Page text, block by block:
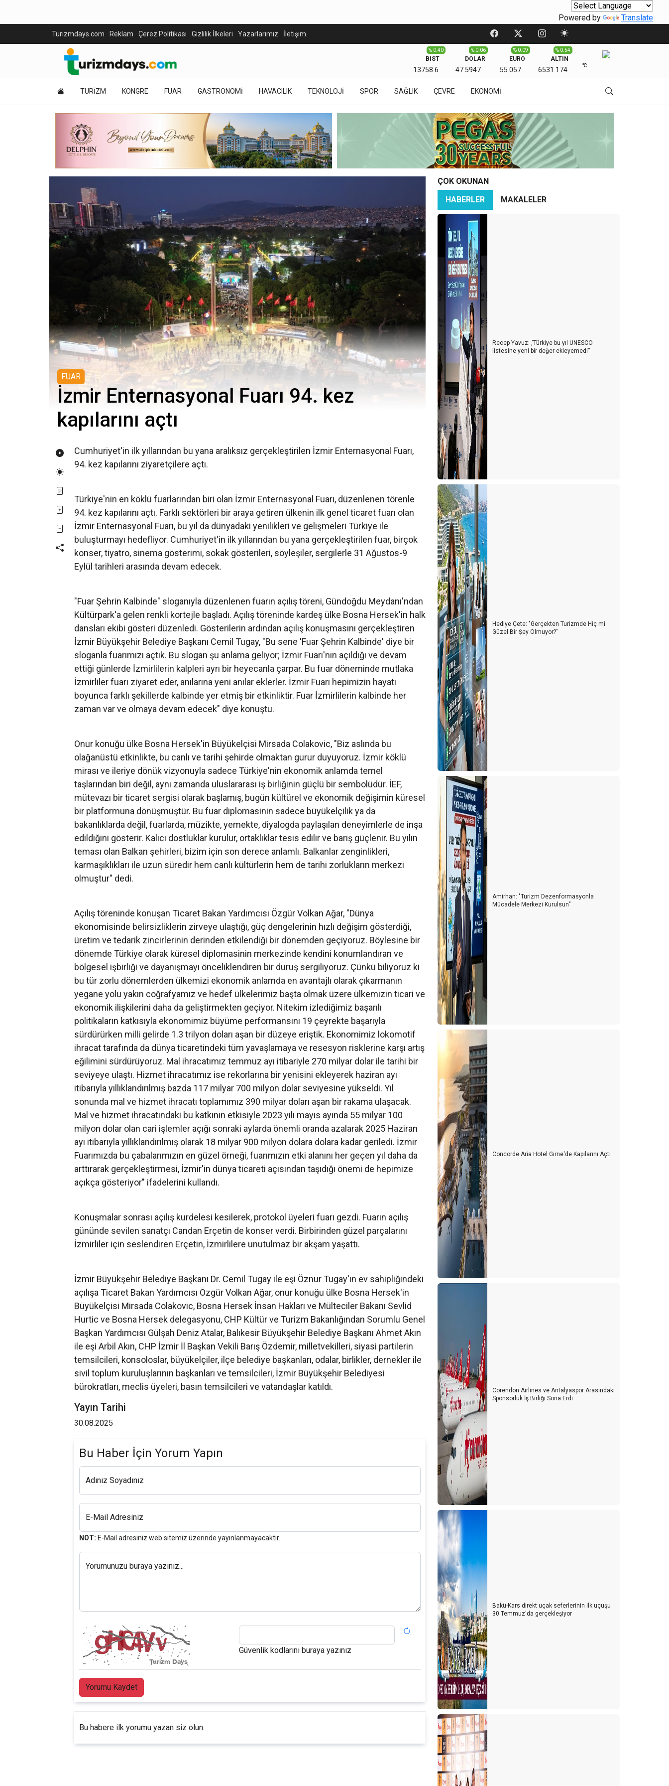
Powered by Translate
Turizmdays.com Reklam Çerez Politikası Gizlilik İlkeleri Yazarlarımız İletişim
BIST
13758.6
% 0.40
DOLAR
47.5947
% 0.06
EURO
55.057
% 0.09
ALTIN
6531.174
% 0.54
℃
TURİZM KONGRE FUAR GASTRONOMİ HAVACILIK TEKNOLOJİ SPOR SAĞLIK ÇEVRE EKONOMİ
FUAR
İzmir Enternasyonal Fuarı 94. kez
kapılarını açtı
Cumhuriyet'in ilk yıllarından bu yana aralıksız gerçekleştirilen İzmir Enternasyonal Fuarı,
94. kez kapılarını ziyaretçilere açtı.
Türkiye'nin en köklü fuarlarından biri olan İzmir Enternasyonal Fuarı, düzenlenen törenle
94. kez kapılarını açtı. Farklı sektörleri bir araya getiren ülkenin ilk genel ticaret fuarı olan
İzmir Enternasyonal Fuarı, bu yıl da dünyadaki yenilikleri ve gelişmeleri Türkiye ile
buluşturmayı hedefliyor. Cumhuriyet'in ilk yıllarından bu yana gerçekleştirilen fuar, birçok
konser, tiyatro, sinema gösterimi, sokak gösterileri, söyleşiler, sergilerle 31 Ağustos-9
Eylül tarihleri arasında devam edecek.
"Fuar Şehrin Kalbinde" sloganıyla düzenlenen fuarın açılış töreni, Gündoğdu Meydanı'ndan
Kültürpark'a gelen renkli kortejle başladı. Açılış töreninde kardeş ülke Bosna Hersek'in halk
dansları ekibi gösteri düzenledi. Gösterilerin ardından açılış konuşmasını gerçekleştiren
İzmir Büyükşehir Belediye Başkanı Cemil Tugay, "Bu sene 'Fuar Şehrin Kalbinde' diye bir
sloganla fuarımızı açtık. Bu slogan şu anlama geliyor; İzmir Fuarı'nın açıldığı ve devam
ettiği günlerde İzmirlilerin kalpleri ayrı bir heyecanla çarpar. Bu fuar döneminde mutlaka
İzmirliler fuarı ziyaret eder, anılarına yeni anılar eklerler. İzmir Fuarı hepimizin hayatı
boyunca farklı şekillerde kalbinde yer etmiş bir etkinliktir. Fuar İzmirlilerin kalbinde her
zaman var ve olmaya devam edecek" diye konuştu.
Onur konuğu ülke Bosna Hersek'in Büyükelçisi Mirsada Colakovic, "Biz aslında bu
olağanüstü etkinlikte, bu canlı ve tarihi şehirde olmaktan gurur duyuyoruz. İzmir köklü
mirası ve ileriye dönük vizyonuyla sadece Türkiye'nin ekonomik anlamda temel
taşlarından biri değil, aynı zamanda uluslararası iş birliğinin güçlü bir sembolüdür. İEF,
mütevazı bir ticaret sergisi olarak başlamış, bugün kültürel ve ekonomik değişimin küresel
bir platformuna dönüşmüştür. Bu fuar diplomasinin sadece büyükelçilik ya da
bakanlıklarda değil, fuarlarda, müzikte, yemekte, diyalogda paylaşılan deneyimlerle de inşa
edildiğini gösterir. Kalıcı dostluklar kurulur, ortaklıklar tesis edilir ve barış güçlenir. Bu yılın
teması olan Balkan şehirleri, bizim için son derece anlamlı. Balkanlar zenginlikleri,
karmaşıklıkları ile uzun süredir hem canlı kültürlerin hem de tarihi zorlukların merkezi
olmuştur" dedi.
Açılış töreninde konuşan Ticaret Bakan Yardımcısı Özgür Volkan Ağar, "Dünya
ekonomisinde belirsizliklerin zirveye ulaştığı, güç dengelerinin hızlı değişim gösterdiği,
üretim ve tedarik zincirlerinin derinden etkilendiği bir dönemden geçiyoruz. Böylesine bir
dönemde Türkiye olarak küresel diplomasinin merkezinde kendini konumlandıran ve
bölgesel işbirliği ve dayanışmayı önceliklendiren bir duruş sergiliyoruz. Çünkü biliyoruz ki
bu tür zorlu dönemlerden ülkemizi ekonomik anlamda en avantajlı olarak çıkarmanın
yegane yolu yakın coğrafyamız ve hedef ülkelerimiz başta olmak üzere ülkemizin ticari ve
ekonomik ilişkilerini daha da geliştirmekten geçiyor. Nitekim izlediğimiz başarılı
politikaların katkısıyla ekonomimiz büyüme performansını 19 çeyrekte başarıyla
sürdürürken milli gelirde 1.3 trilyon doları aşan bir düzeye eriştik. Ekonomimiz lokomotif
ihracat tarafında da dünya ticaretindeki tüm yavaşlamaya ve resesyon risklerine karşı artış
eğilimini sürdürüyoruz. Mal ihracatımız temmuz ayı itibariyle 270 milyar dolar ile tarihi bir
seviyeye ulaştı. Hizmet ihracatımız ise rekorlarına bir yenisini ekleyerek haziran ayı
itibarıyla yıllıklandırılmış bazda 117 milyar 700 milyon dolar seviyesine yükseldi. Yıl
sonunda mal ve hizmet ihracatı toplamımız 390 milyar doları aşan bir rakama ulaşacak.
Mal ve hizmet ihracatındaki bu katkının etkisiyle 2023 yılı mayıs ayında 55 milyar 100
milyon dolar olan cari işlemler açığı sonraki aylarda önemli oranda azalarak 2025 Haziran
ayı itibarıyla yıllıklandırılmış olarak 18 milyar 900 milyon dolara dolara kadar geriledi. İzmir
Fuarımızda bu çabalarımızın en güzel örneği, fuarımızın etki alanını her geçen yıl daha da
arttırarak gerçekleştirmesi, İzmir'in dünya ticareti açısından taşıdığı önemi de hepimize
açıkça gösteriyor" ifadelerini kullandı.
Konuşmalar sonrası açılış kurdelesi kesilerek, protokol üyeleri fuarı gezdi. Fuarın açılış
gününde sevilen sanatçı Candan Erçetin de konser verdi. Birbirinden güzel parçalarını
İzmirliler için seslendiren Erçetin, İzmirlilere unutulmaz bir akşam yaşattı.
İzmir Büyükşehir Belediye Başkanı Dr. Cemil Tugay ile eşi Öznur Tugay'ın ev sahipliğindeki
açılışa Ticaret Bakan Yardımcısı Özgür Volkan Ağar, onur konuğu ülke Bosna Hersek'in
Büyükelçisi Mirsada Colakovic, Bosna Hersek İnsan Hakları ve Mülteciler Bakanı Sevlid
Hurtic ve Bosna Hersek delegasyonu, CHP Kültür ve Turizm Bakanlığından Sorumlu Genel
Başkan Yardımcısı Gülşah Deniz Atalar, Balıkesir Büyükşehir Belediye Başkanı Ahmet Akın
ile eşi Arbil Akın, CHP İzmir İl Başkan Vekili Barış Özdemir, milletvekilleri, siyasi partilerin
temsilcileri, konsoloslar, büyükelçiler, ilçe belediye başkanları, odalar, birlikler, dernekler ile
sivil toplum kuruluşlarının başkanları ve temsilcileri, İzmir Büyükşehir Belediyesi
bürokratları, meclis üyeleri, basın temsilcileri ve vatandaşlar katıldı.
Yayın Tarihi
30.08.2025
Bu Haber İçin Yorum Yapın
Adınız Soyadınız
E-Mail Adresiniz
NOT: E-Mail adresiniz web sitemiz üzerinde yayınlanmayacaktır.
Yorumunuzu buraya yazınız...
Güvenlik kodlarını buraya yazınız
Yorumu Kaydet
Bu habere ilk yorumu yazan siz olun.
ÇOK OKUNAN
HABERLER
MAKALELER
Recep Yavuz: ‚‘Türkiye bu yıl UNESCO
listesine yeni bir değer ekleyemedi‘‘
Hediye Çete: "Gerçekten Turizmde Hiç mi
Güzel Bir Şey Olmuyor?"
Amirhan: "Turizm Dezenformasyonla
Mücadele Merkezi Kurulsun’’
Concorde Aria Hotel Girne'de Kapılarını Açtı
Corendon Airlines ve Antalyaspor Arasındaki
Sponsorluk İş Birliği Sona Erdi
Bakü-Kars direkt uçak seferlerinin ilk uçuşu
30 Temmuz'da gerçekleşiyor